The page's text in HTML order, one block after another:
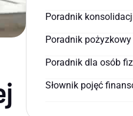
Poradnik
Poradnik pożyzkowy
Poradnik dla osób
Słownik pojęć